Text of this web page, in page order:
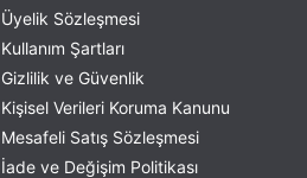
Üyelik Sözleşmesi
Kullanım Şartları
Gizlilik ve Güvenlik
Kişisel Verileri Koruma Kanunu
Mesafeli Satış Sözleşmesi
İade ve Değişim Politikası